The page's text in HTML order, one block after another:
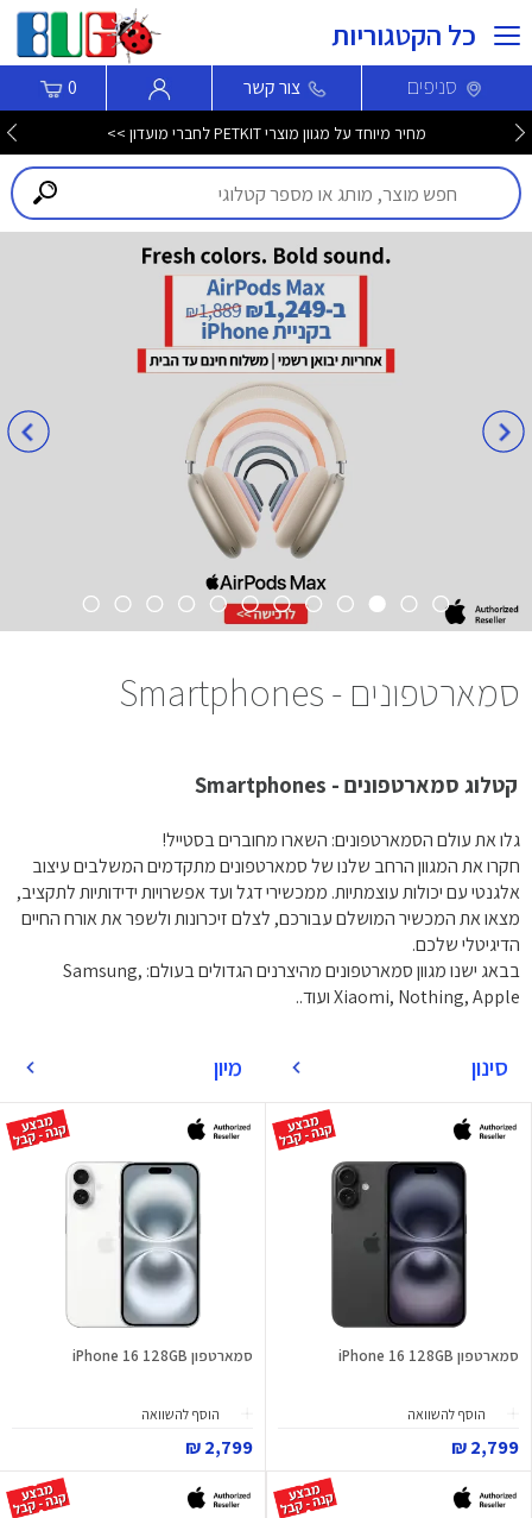
כל הקטגוריות
סניפים צור קשר 0
מחיר מיוחד על מגוון מוצרי PETKIT לחברי מועדון >>
סמארטפונים - Smartphones
קטלוג סמארטפונים - Smartphones
גלו את עולם הסמארטפונים: השארו מחוברים בסטייל!
חקרו את המגוון הרחב שלנו של סמארטפונים מתקדמים המשלבים עיצוב
אלגנטי עם יכולות עוצמתיות. ממכשירי דגל ועד אפשרויות ידידותיות לתקציב,
מצאו את המכשיר המושלם עבורכם, לצלם זיכרונות ולשפר את אורח החיים
הדיגיטלי שלכם.
בבאג ישנו מגוון סמארטפונים מהיצרנים הגדולים בעולם: Samsung,
Xiaomi, Nothing, Apple ועוד..
סינון מיון
סמארטפון iPhone 16 128GB
הוסף להשוואה
2,799 ₪
סמארטפון iPhone 16 128GB
הוסף להשוואה
2,799 ₪